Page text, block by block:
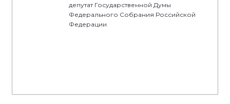
депутат Государственной Думы
Федерального Собрания Российской
Федерации